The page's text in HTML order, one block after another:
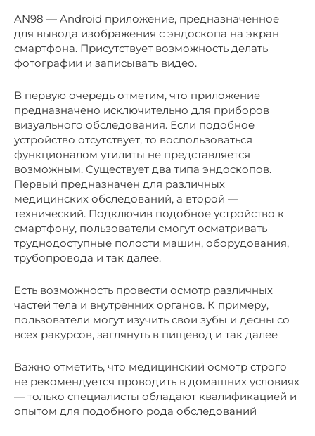
AN98 — Android приложение, предназначенное
для вывода изображения с эндоскопа на экран
смартфона. Присутствует возможность делать
фотографии и записывать видео.
В первую очередь отметим, что приложение
предназначено исключительно для приборов
визуального обследования. Если подобное
устройство отсутствует, то воспользоваться
функционалом утилиты не представляется
возможным. Существует два типа эндоскопов.
Первый предназначен для различных
медицинских обследований, а второй —
технический. Подключив подобное устройство к
смартфону, пользователи смогут осматривать
труднодоступные полости машин, оборудования,
трубопровода и так далее.
Есть возможность провести осмотр различных
частей тела и внутренних органов. К примеру,
пользователи могут изучить свои зубы и десны со
всех ракурсов, заглянуть в пищевод и так далее
Важно отметить, что медицинский осмотр строго
не рекомендуется проводить в домашних условиях
— только специалисты обладают квалификацией и
опытом для подобного рода обследований